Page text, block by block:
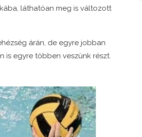
láthatóan meg is változott
árán, de egyre jobban
is egyre többen veszünk részt.